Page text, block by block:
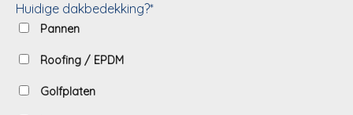
Huidige dakbedekking?*
Pannen
Roofing / EPDM
Golfplaten